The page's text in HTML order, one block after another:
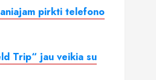
pirkti telefono
Trip“ jau veikia su